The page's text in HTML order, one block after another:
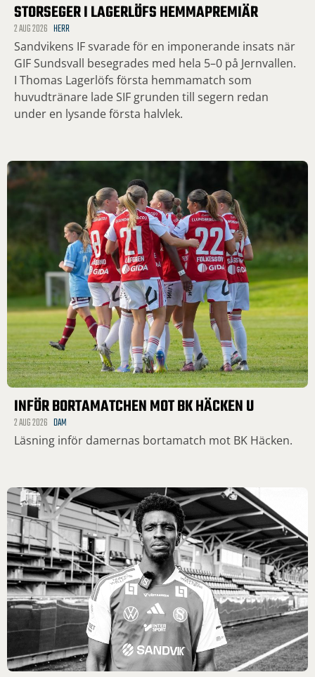
STORSEGER I LAGERLÖFS HEMMAPREMIÄR
2 AUG 2026 HERR
Sandvikens IF svarade för en imponerande insats när
GIF Sundsvall besegrades med hela 5–0 på Jernvallen.
I Thomas Lagerlöfs första hemmamatch som
huvudtränare lade SIF grunden till segern redan
under en lysande första halvlek.
INFÖR BORTAMATCHEN MOT BK HÄCKEN U
2 AUG 2026 DAM
Läsning inför damernas bortamatch mot BK Häcken.